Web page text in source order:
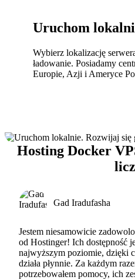
Uruchom
Wybierz lokalizację
ładowanie. Posiadamy
Europie, Azji i Ameryce
Hosting Docker
Gad Iradufasha
Jestem niesamowicie
od Hostinger! Ich dostępność
najwyższym poziomie, dzięki
działa płynnie. Za każdym
potrzebowałem pomocy, ich